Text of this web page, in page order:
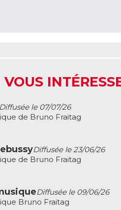
Diffusée le 07/07/26
de Bruno Fraitag
Diffusée le 23/06/26
de Bruno Fraitag
Diffusée le 09/06/26
Bruno Fraitag